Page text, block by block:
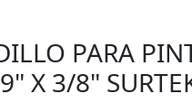
PARA
X 3/8"